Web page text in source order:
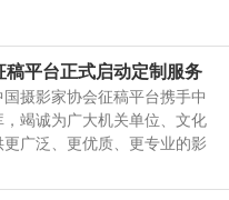
平台正式启动定制服务
摄影家协会征稿平台携手中
竭诚为广大机关单位、文化
广泛、更优质、更专业的影